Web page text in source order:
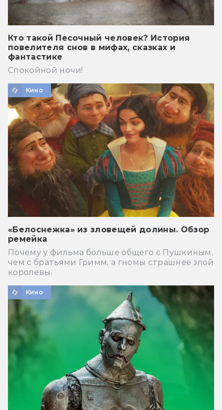
Кто такой Песочный человек? История
повелителя снов в мифах, сказках и
фантастике
Спокойной ночи!
Кино
«Белоснежка» из зловещей долины. Обзор
ремейка
Почему у фильма больше общего с Пушкиным,
чем с братьями Гримм, а гномы страшнее злой
королевы.
Кино